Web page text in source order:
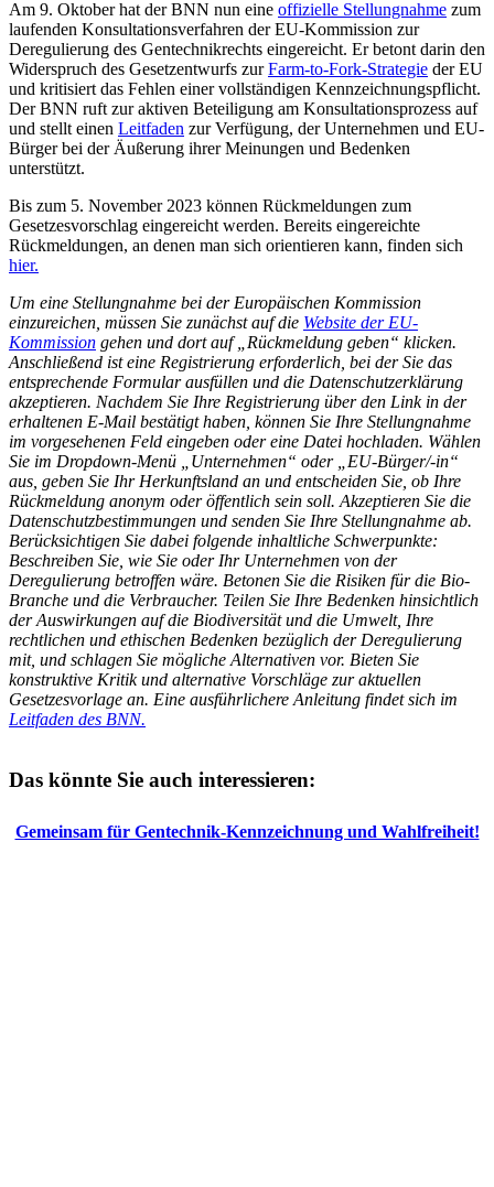
Am 9. Oktober hat der BNN nun eine offizielle Stellungnahme zum
laufenden Konsultationsverfahren der EU-Kommission zur
Deregulierung des Gentechnikrechts eingereicht. Er betont darin den
Widerspruch des Gesetzentwurfs zurFarm-to-Fork-Strategie der EU
und kritisiert das Fehlen einer vollständigen Kennzeichnungspflicht.
Der BNN ruft zur aktiven Beteiligung am Konsultationsprozess auf
und stellt einen Leitfaden zur Verfügung, der Unternehmen und EU-
Bürger bei der Äußerung ihrer Meinungen und Bedenken
unterstützt.
Bis zum 5. November 2023 können Rückmeldungen zum
Gesetzesvorschlag eingereicht werden. Bereits eingereichte
Rückmeldungen, an denen man sich orientieren kann, finden sich
hier.
Um eine Stellungnahme bei der Europäischen Kommission
einzureichen, müssen Sie zunächst auf die Website der EU-
Kommission gehen und dort auf „Rückmeldung geben“ klicken.
Anschließend ist eine Registrierung erforderlich, bei der Sie das
entsprechende Formular ausfüllen und die Datenschutzerklärung
akzeptieren. Nachdem Sie Ihre Registrierung über den Link in der
erhaltenen E-Mail bestätigt haben, können Sie Ihre Stellungnahme
im vorgesehenen Feld eingeben oder eine Datei hochladen. Wählen
Sie im Dropdown-Menü „Unternehmen“ oder „EU-Bürger/-in“
aus, geben Sie Ihr Herkunftsland an und entscheiden Sie, ob Ihre
Rückmeldung anonym oder öffentlich sein soll. Akzeptieren Sie die
Datenschutzbestimmungen und senden Sie Ihre Stellungnahme ab.
Berücksichtigen Sie dabei folgende inhaltliche Schwerpunkte:
Beschreiben Sie, wie Sie oder Ihr Unternehmen von der
Deregulierung betroffen wäre. Betonen Sie die Risiken für die Bio-
Branche und die Verbraucher. Teilen Sie Ihre Bedenken hinsichtlich
der Auswirkungen auf die Biodiversität und die Umwelt, Ihre
rechtlichen und ethischen Bedenken bezüglich der Deregulierung
mit, und schlagen Sie mögliche Alternativen vor. Bieten Sie
konstruktive Kritik und alternative Vorschläge zur aktuellen
Gesetzesvorlage an. Eine ausführlichere Anleitung findet sich im
Leitfaden des BNN.
Das könnte Sie auch interessieren:
Gemeinsam für Gentechnik-Kennzeichnung und Wahlfreiheit!